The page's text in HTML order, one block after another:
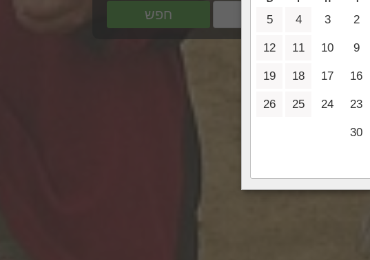
חפש 2
3
4
5
9
10
11
12
16
17
18
19
23
24
25
26
30